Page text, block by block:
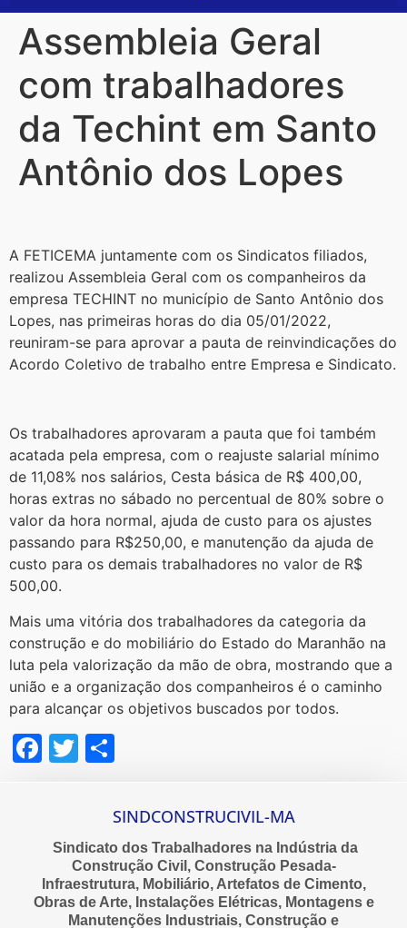
Assembleia Geral
com trabalhadores
da Techint em Santo
Antônio dos Lopes
A FETICEMA juntamente com os Sindicatos filiados,
realizou Assembleia Geral com os companheiros da
empresa TECHINT no município de Santo Antônio dos
Lopes, nas primeiras horas do dia 05/01/2022,
reuniram-se para aprovar a pauta de reinvindicações do
Acordo Coletivo de trabalho entre Empresa e Sindicato.
Os trabalhadores aprovaram a pauta que foi também
acatada pela empresa, com o reajuste salarial mínimo
de 11,08% nos salários, Cesta básica de R$ 400,00,
horas extras no sábado no percentual de 80% sobre o
valor da hora normal, ajuda de custo para os ajustes
passando para R$250,00, e manutenção da ajuda de
custo para os demais trabalhadores no valor de R$
500,00.
Mais uma vitória dos trabalhadores da categoria da
construção e do mobiliário do Estado do Maranhão na
luta pela valorização da mão de obra, mostrando que a
união e a organização dos companheiros é o caminho
para alcançar os objetivos buscados por todos.
Facebook
Twitter
SINDCONSTRUCIVIL-MA
Sindicato dos Trabalhadores na Indústria da
Construção Civil, Construção Pesada-
Infraestrutura, Mobiliário, Artefatos de Cimento,
Obras de Arte, Instalações Elétricas, Montagens e
Manutenções Industriais, Construção e